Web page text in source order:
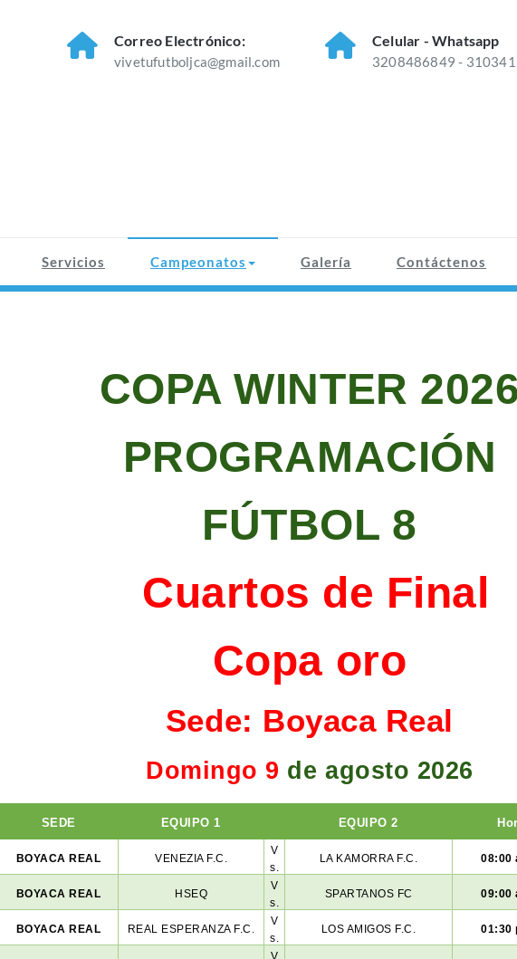
Correo Electrónico:
vivetufutboljca@gmail.com
Celular - Whatsapp
3208486849 -
Servicios Campeonatos Galería Contáctenos
COPA WINTER 2026
PROGRAMACIÓN
FÚTBOL 8
Cuartos de Final
Copa oro
Sede: BoyacaReal
Domingo 9 de agosto 2026
SEDE EQUIPO 1 EQUIPO 2
BOYACA REAL VENEZIA F.C.
V
s.
LA KAMORRA F.C. 08:00
BOYACA REAL HSEQ
V
s.
SPARTANOS FC 09:00
BOYACA REAL REAL ESPERANZA F.C.
V
s.
LOS AMIGOS F.C. 01:30
V